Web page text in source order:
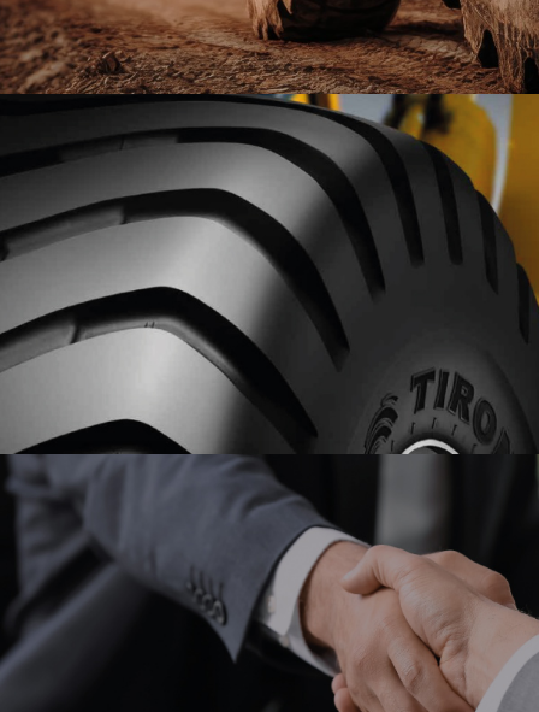
EN İYİLER BİZDE
MARKA GÜCÜ